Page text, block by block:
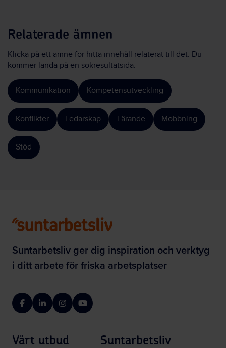
Relaterade ämnen
Klicka på ett ämne för hitta innehåll relaterat till det. Du
kommer landa på en sökresultatsida.
Kommunikation Kompetensutveckling
Konflikter Ledarskap Lärande Mobbning
Stöd
Suntarbetsliv ger dig inspiration och verktyg
i ditt arbete för friska arbetsplatser
FacebookLinkedInInstagramYouTube
Vårt utbud Suntarbetsliv